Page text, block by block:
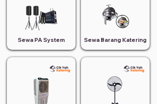
Sewa PA System Sewa Barang Katering